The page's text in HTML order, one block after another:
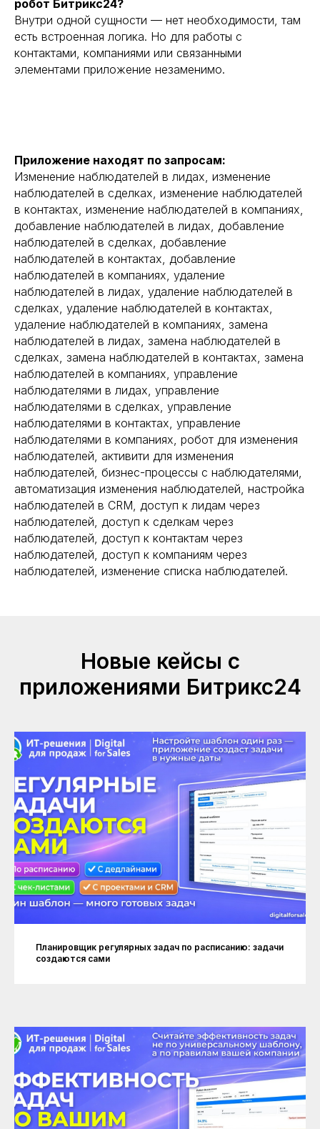
робот Битрикс24?
Внутри одной сущности — нет необходимости, там
есть встроенная логика. Но для работы с
контактами, компаниями или связанными
элементами приложение незаменимо.
Приложение находят по запросам:
Изменение наблюдателей в лидах, изменение
наблюдателей в сделках, изменение наблюдателей
в контактах, изменение наблюдателей в компаниях,
добавление наблюдателей в лидах, добавление
наблюдателей в сделках, добавление
наблюдателей в контактах, добавление
наблюдателей в компаниях, удаление
наблюдателей в лидах, удаление наблюдателей в
сделках, удаление наблюдателей в контактах,
удаление наблюдателей в компаниях, замена
наблюдателей в лидах, замена наблюдателей в
сделках, замена наблюдателей в контактах, замена
наблюдателей в компаниях, управление
наблюдателями в лидах, управление
наблюдателями в сделках, управление
наблюдателями в контактах, управление
наблюдателями в компаниях, робот для изменения
наблюдателей, активити для изменения
наблюдателей, бизнес-процессы с наблюдателями,
автоматизация изменения наблюдателей, настройка
наблюдателей в CRM, доступ к лидам через
наблюдателей, доступ к сделкам через
наблюдателей, доступ к контактам через
наблюдателей, доступ к компаниям через
наблюдателей, изменение списка наблюдателей.
Новые кейсы с
приложениями Битрикс24
Планировщик регулярных задач по расписанию: задачи
создаются сами
Рейтинг наYell.ru.